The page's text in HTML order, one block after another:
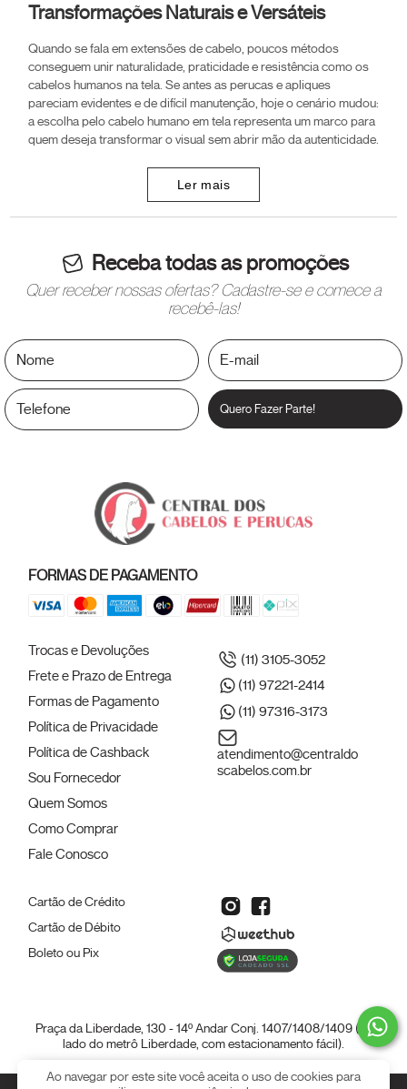
Ao navegar por este site você aceita o uso de cookies para
Transformações Naturais e Versáteis
Quando se fala em extensões de cabelo, poucos métodos
conseguem unir naturalidade, praticidade e resistência como os
cabelos humanos na tela. Se antes as perucas e apliques
pareciam evidentes e de difícil manutenção, hoje o cenário mudou:
a escolha pelo cabelo humano em tela representa um marco para
quem deseja transformar o visual sem abrir mão da autenticidade.
Ler mais
Receba todas as promoções
Quer receber nossas ofertas? Cadastre-se e comece a
recebê-las!
Quero Fazer Parte!
FORMAS DE PAGAMENTO
Trocas e Devoluções
Frete e Prazo de Entrega
Formas de Pagamento
Política de Privacidade
Política de Cashback
Sou Fornecedor
Quem Somos
Como Comprar
Fale Conosco
(11) 3105-3052
(11) 97221-2414
(11) 97316-3173
atendimento@centraldo
scabelos.com.br
Cartão de Crédito
Cartão de Débito
Boleto ou Pix
Praça da Liberdade, 130 - 14º Andar Conj. 1407/1408/1409 (ao
lado do metrô Liberdade, com estacionamento fácil).